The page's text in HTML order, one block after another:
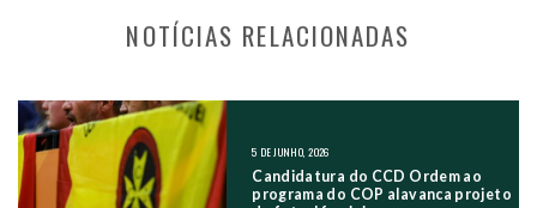
NOTÍCIAS RELACIONADAS
NAVEGAÇÃO NOS POSTS
5 DE JUNHO, 2026
Candidatura do CCD Ordem ao
programa do COP alavanca projeto